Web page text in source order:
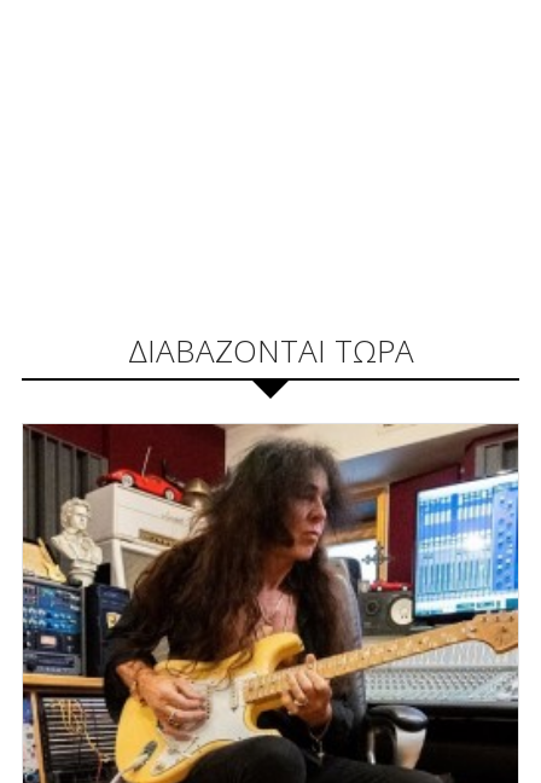
ΔΙΑΒΑΖΟΝΤΑΙ ΤΩΡΑ